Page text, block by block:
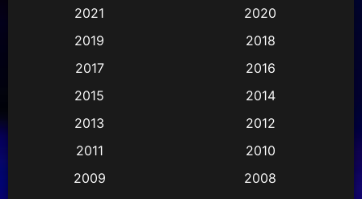
2021
2020
2019
2018
2017
2016
2015
2014
2013
2012
2011
2010
2009
2008